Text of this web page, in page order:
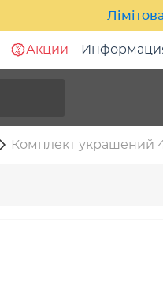
Акции
Комплект украшений